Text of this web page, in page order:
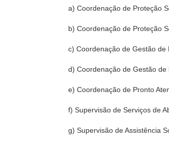
a) Coordenação de Proteção
b) Coordenação de Proteção
c) Coordenação de Gestão de
d) Coordenação de Gestão de
e) Coordenação de Pronto
f) Supervisão de Serviços de
g) Supervisão de Assistência